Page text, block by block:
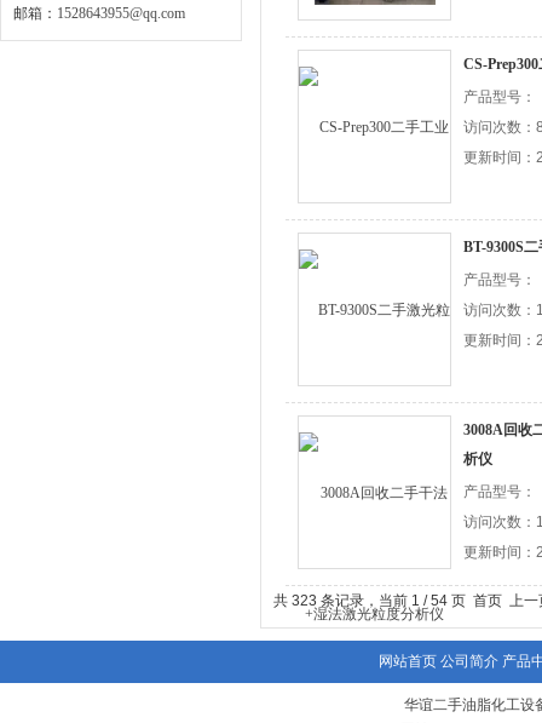
邮箱： 1528643955@qq.com
CS-
产品型号：
访问次数：
更新时间：
BT-9300S
产品型号：
访问次数：
更新时间：
3008A回收
析仪
产品型号：
访问次数：
更新时间：
共 323 条记录，当前 1 / 54 页 首页 上
网站首页 公司简介 产品
华谊二手油脂化工设